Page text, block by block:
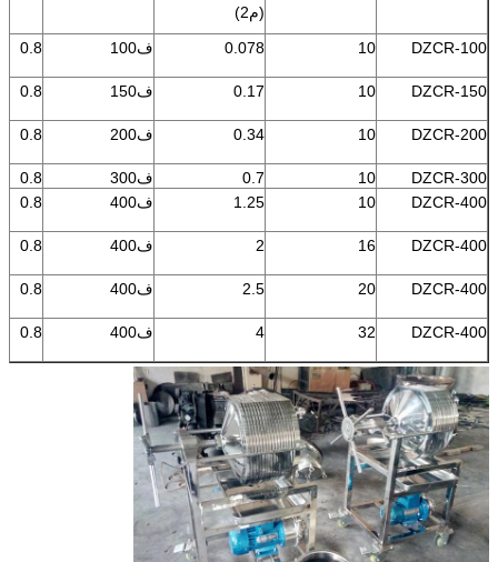
(م2)
DZCR-100
10
0.078 ف100 0.8
DZCR-150
10
0.17 ف150 0.8
DZCR-200
10
0.34 ف200 0.8
DZCR-300
10
0.7 ف300
0.8
DZCR-400
10
1.25 ف400 0.8
DZCR-400
16
2 ف400 0.8
DZCR-400
20
2.5 ف400 0.8
DZCR-400
32
4 ف400 0.8